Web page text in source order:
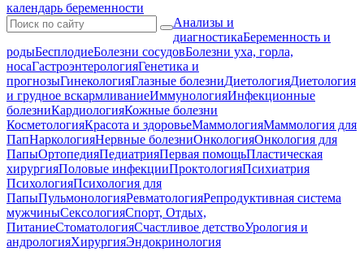
календарь беременности
Анализы и
диагностикаБеременность и
родыБесплодиеБолезни сосудовБолезни уха, горла,
носаГастроэнтерологияГенетика и
прогнозыГинекологияГлазные болезниДиетологияДиетология
и грудное вскармливаниеИммунологияИнфекционные
болезниКардиологияКожные болезни
КосметологияКрасота и здоровьеМаммологияМаммология для
ПапНаркологияНервные болезниОнкологияОнкология для
ПапыОртопедияПедиатрияПервая помощьПластическая
хирургияПоловые инфекцииПроктологияПсихиатрия
ПсихологияПсихология для
ПапыПульмонологияРевматологияРепродуктивная система
мужчиныСексологияСпорт, Отдых,
ПитаниеСтоматологияСчастливое детствоУрология и
андрологияХирургияЭндокринология